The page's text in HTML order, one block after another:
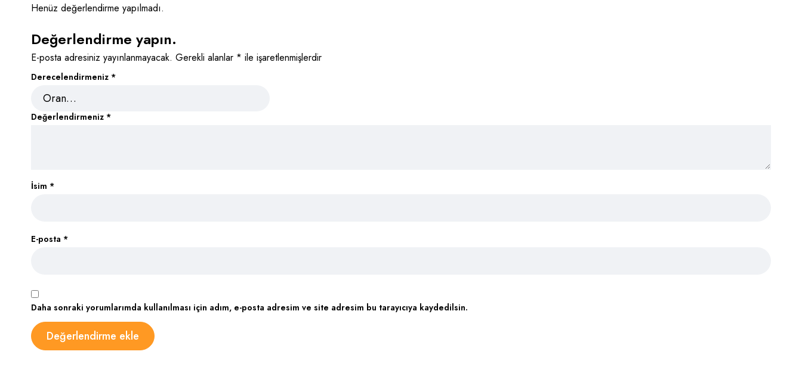
Henüz değerlendirme yapılmadı.
Değerlendirme yapın.
E-posta adresiniz yayınlanmayacak. Gerekli alanlar * ile işaretlenmişlerdir
Derecelendirmeniz *
Değerlendirmeniz *
İsim *
E-posta *
Daha sonraki yorumlarımda kullanılması için adım, e-posta adresim ve site adresim bu tarayıcıya kaydedilsin.